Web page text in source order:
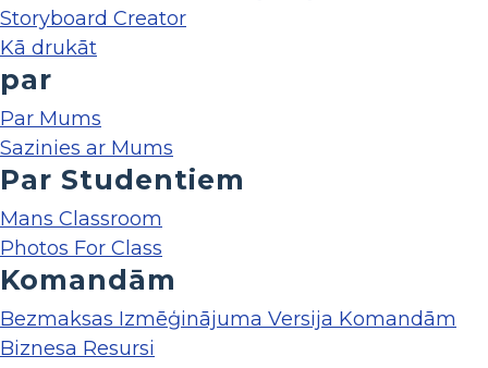
Storyboard Creator
Kā drukāt
par
Par Mums
Sazinies ar Mums
Par Studentiem
Mans Classroom
Photos For Class
Komandām
Bezmaksas Izmēģinājuma Versija Komandām
Biznesa Resursi